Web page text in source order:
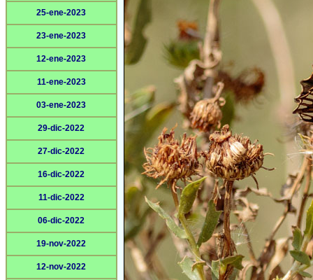
25-ene-2023
23-ene-2023
12-ene-2023
11-ene-2023
03-ene-2023
29-dic-2022
27-dic-2022
16-dic-2022
11-dic-2022
06-dic-2022
19-nov-2022
12-nov-2022